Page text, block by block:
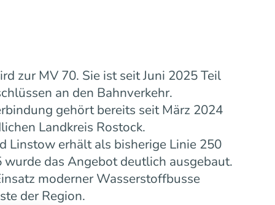
zur MV 70. Sie ist seit Juni 2025 Teil
an den Bahnverkehr.
gehört bereits seit März 2024
Landkreis Rostock.
Linstow erhält als bisherige Linie 250
das Angebot deutlich ausgebaut.
moderner Wasserstoffbusse
der Region.